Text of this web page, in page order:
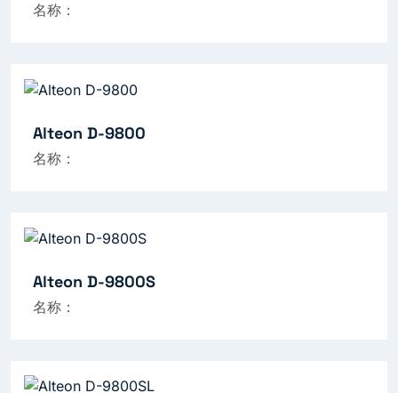
名称：
Alteon D-9800
名称：
Alteon D-9800S
名称：